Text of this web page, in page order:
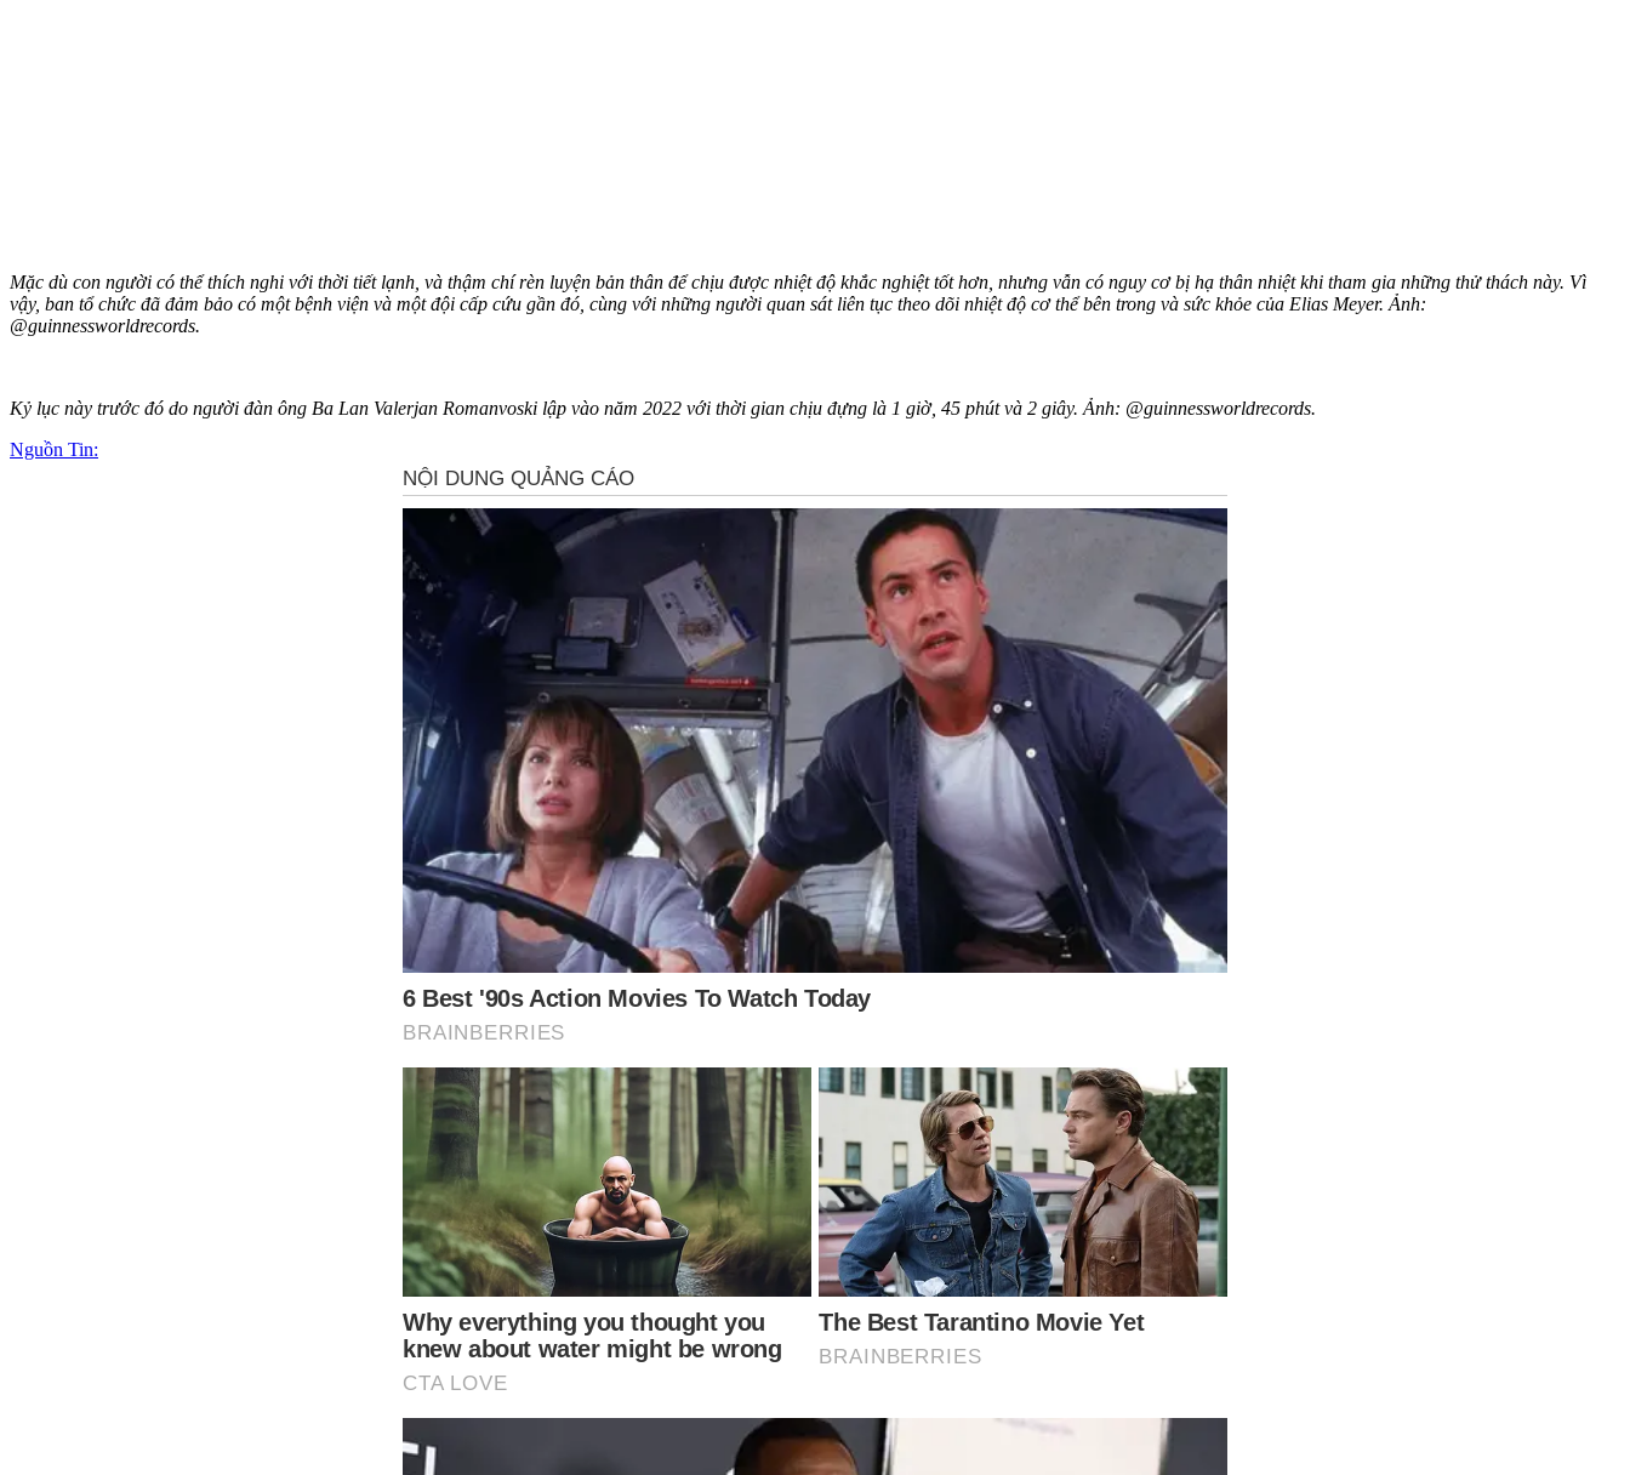
Mặc dù con người có thể thích nghi với thời tiết lạnh, và thậm chí rèn luyện bản thân để chịu được nhiệt độ khắc nghiệt tốt hơn, nhưng vẫn có nguy cơ bị hạ thân nhiệt khi tham gia những thử thách này. Vì
vậy, ban tổ chức đã đảm bảo có một bệnh viện và một đội cấp cứu gần đó, cùng với những người quan sát liên tục theo dõi nhiệt độ c‌ơ th‌ể bên trong và sức khỏe của Elias Meyer. Ảnh:
@guinnessworldrecords.
Kỷ lục này trước đó do người đàn ông Ba Lan Valerjan Romanvoski lập vào năm 2022 với thời gian chịu đựng là 1 giờ, 45 phút và 2 giây. Ảnh: @guinnessworldrecords.
Nguồn Tin: